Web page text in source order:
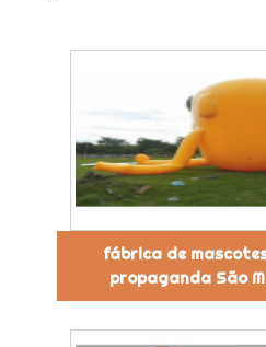
fábrica de
propaganda São